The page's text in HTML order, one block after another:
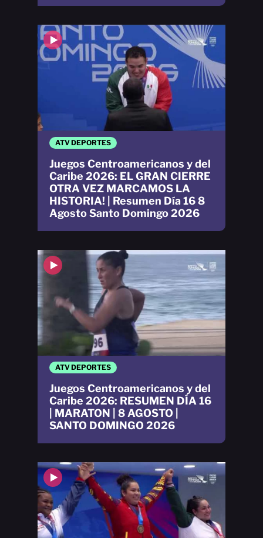
ATV DEPORTES
Juegos Centroamericanos y del
Caribe 2026: EL GRAN CIERRE
OTRA VEZ MARCAMOS LA
HISTORIA! | Resumen Día 16 8
Agosto Santo Domingo 2026
ATV DEPORTES
Juegos Centroamericanos y del
Caribe 2026: RESUMEN DÍA 16
| MARATON | 8 AGOSTO |
SANTO DOMINGO 2026